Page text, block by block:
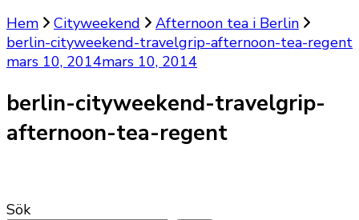
Hem
Cityweekend
Afternoon tea i Berlin
berlin-cityweekend-travelgrip-afternoon-tea-regent
mars 10, 2014mars 10, 2014
berlin-cityweekend-travelgrip-
afternoon-tea-regent
Sök